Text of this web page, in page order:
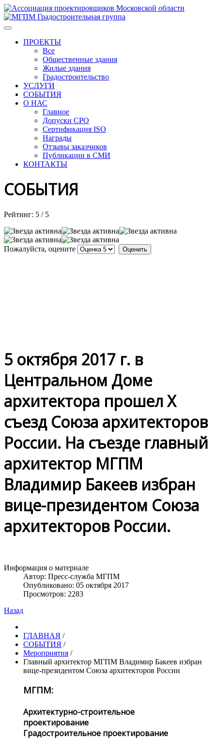
ПРОЕКТЫ
Все
Общественные здания
Жилые здания
Градостроительство
УСЛУГИ
СОБЫТИЯ
О НАС
Главное
Допуски СРО
Сертификация ISO
Награды
Отзывы заказчиков
Публикации в СМИ
КОНТАКТЫ
СОБЫТИЯ
Рейтинг: 5 / 5
Пожалуйста, оцените
5 октября 2017 г. в
Центральном Доме
архитектора прошел Х
съезд Союза архитекторов
России. На съезде главный
архитектор МГПМ
Владимир Бакеев избран
вице-президентом Союза
архитекторов России.
Информация о материале
Автор: Пресс-служба МГПМ
Опубликовано: 05 октября 2017
Просмотров: 2283
Назад
ГЛАВНАЯ /
СОБЫТИЯ /
Мероприятия /
Главный архитектор МГПМ Владимир Бакеев избран
вице-президентом Союза архитекторов России
МГПМ:
Архитектурно-строительное
проектирование
Градостроительное проектирование